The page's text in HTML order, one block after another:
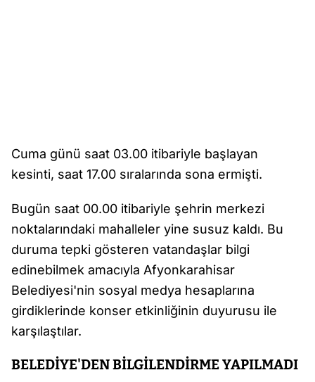
Cuma günü saat 03.00 itibariyle başlayan
kesinti, saat 17.00 sıralarında sona ermişti.
Bugün saat 00.00 itibariyle şehrin merkezi
noktalarındaki mahalleler yine susuz kaldı. Bu
duruma tepki gösteren vatandaşlar bilgi
edinebilmek amacıyla Afyonkarahisar
Belediyesi'nin sosyal medya hesaplarına
girdiklerinde konser etkinliğinin duyurusu ile
karşılaştılar.
BELEDİYE'DEN BİLGİLENDİRME YAPILMADI